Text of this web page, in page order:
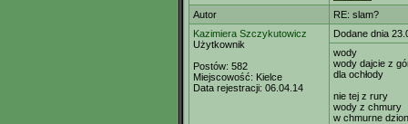
Autor
RE: slam?
Kazimiera Szczykutowicz
Użytkownik
Postów: 582
Miejscowość: Kielce
Data rejestracji: 06.04.14
Dodane dnia
wody
wody dajcie z
dla ochłody
nie tej z rury
wody z chmury
w chmurne